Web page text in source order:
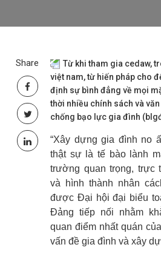
Share
Từ khi tham gia cedaw,
việt nam, từ hiến pháp cho
định sự bình đẳng về mọi
thời nhiều chính sách và
chống bạo lực gia đình
“Xây dựng gia đình no
thật sự là tế bào lành
trường quan trọng, trực
và hình thành nhân
được Đại hội đại biểu
Đảng tiếp nối nhằm
quan điểm nhất quán
vấn đề gia đình và xây